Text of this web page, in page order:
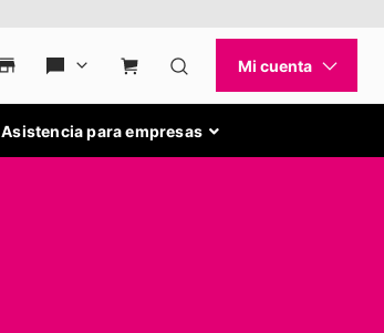
Asistencia para empresas